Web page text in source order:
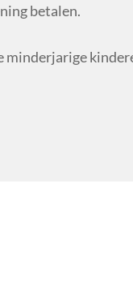
betalen.